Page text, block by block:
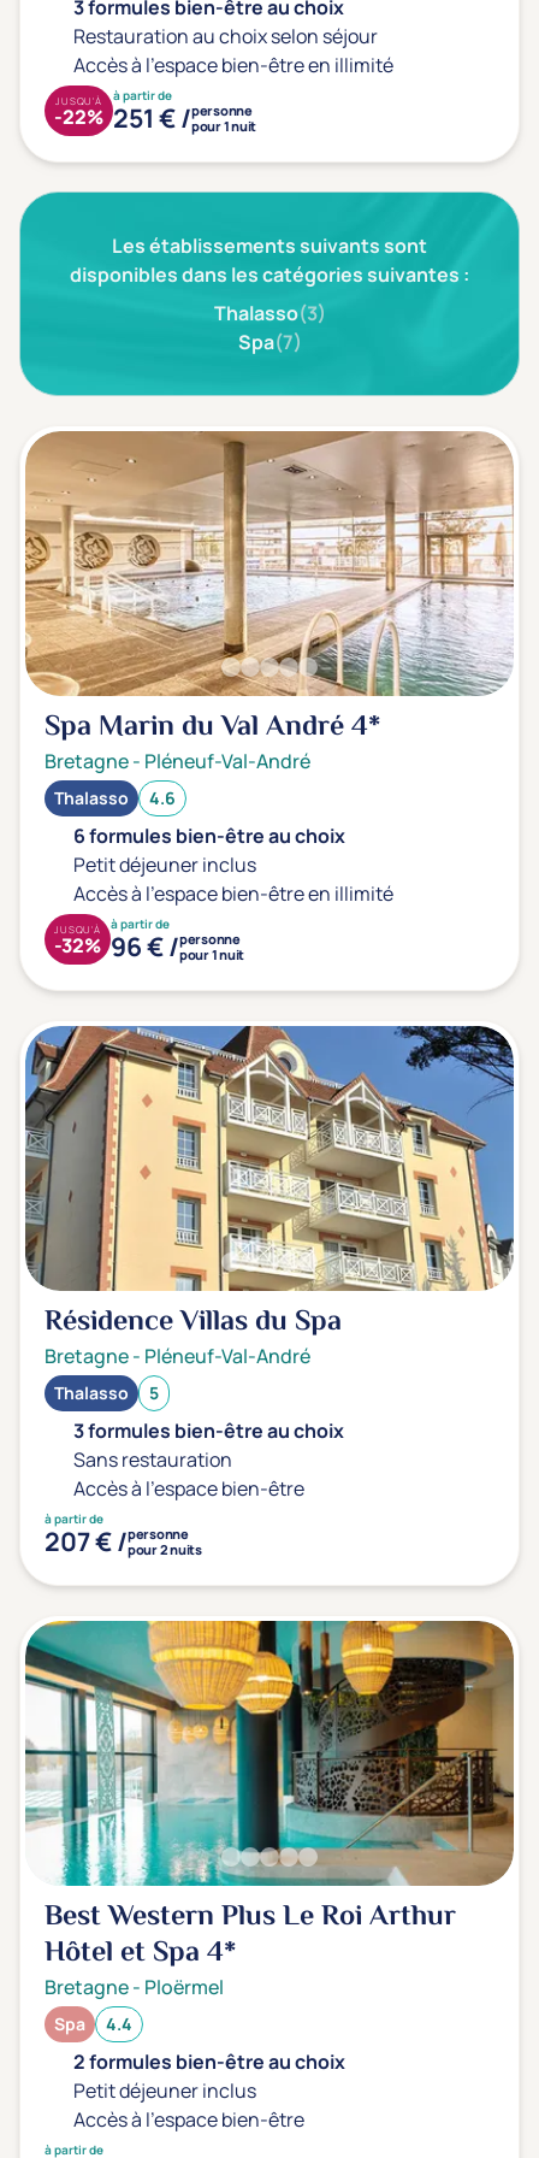
Thalasso
(1)
Thermal Spa
Thématiques bien-être
Accès à l'espace bien-être
Massage, détente, Rituel du monde
Beauté & anti-âge
(0)
Silhouette, Minceur
Gestion du stress / sommeil
(0)
Spécial dos
(0)
Prévention santé
(0)
Sport
(0)
Yoga
(0)
Offres spéciales
Vente Flash & Promo
Offres spéciales Solo
Distance de chez vous
Établissements proches de chez moi
Km
Transports & hébergement
Soins sans hébergement
Offre séjour + vol inclus
3 formules bien-être au choix
Restauration au choix selon séjour
Accès à l'espace bien-être en illimité
à partir de
251 € /personne
pour 1 nuit
JUSQU'À
-22%
Les établissements suivants sont
disponibles dans les catégories suivantes :
Thalasso(3)
Spa(7)
Spa Marin du Val André4*
Bretagne- Pléneuf-Val-André
Thalasso 4.6
6 formules bien-être au choix
Petit déjeuner inclus
Accès à l'espace bien-être en illimité
à partir de
96 € /personne
pour 1 nuit
JUSQU'À
-32%
Résidence Villas du Spa
Bretagne- Pléneuf-Val-André
Thalasso 5
3 formules bien-être au choix
Sans restauration
Accès à l'espace bien-être
à partir de
207 € /personne
pour 2 nuits
Best Western Plus Le Roi Arthur
Hôtel et Spa4*
Bretagne- Ploërmel
Spa 4.4
2 formules bien-être au choix
Petit déjeuner inclus
Accès à l'espace bien-être
à partir de